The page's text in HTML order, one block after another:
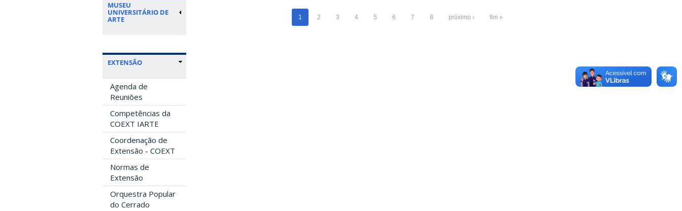
MUSEU
UNIVERSITÁRIO DE
ARTE
EXTENSÃO
Agenda de
Reuniões
Competências da
COEXT IARTE
Coordenação de
Extensão - COEXT
Normas de
Extensão
Orquestra Popular
do Cerrado
1 2 3 4 5 6 7 8 próximo › fim »